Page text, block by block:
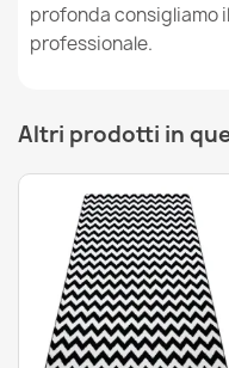
Tappeto BUNNY
profonda consigliamo
professionale.
Altri prodotti in